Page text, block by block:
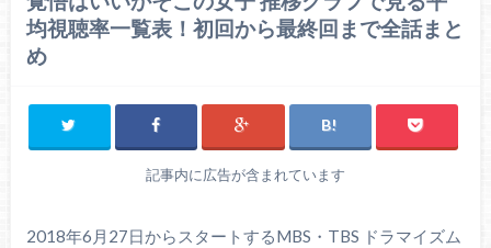
均視聴率一覧表！初回から最終回まで全話まと
め
記事内に広告が含まれています
2018年6月27日からスタートするMBS・TBS ドラマイズム